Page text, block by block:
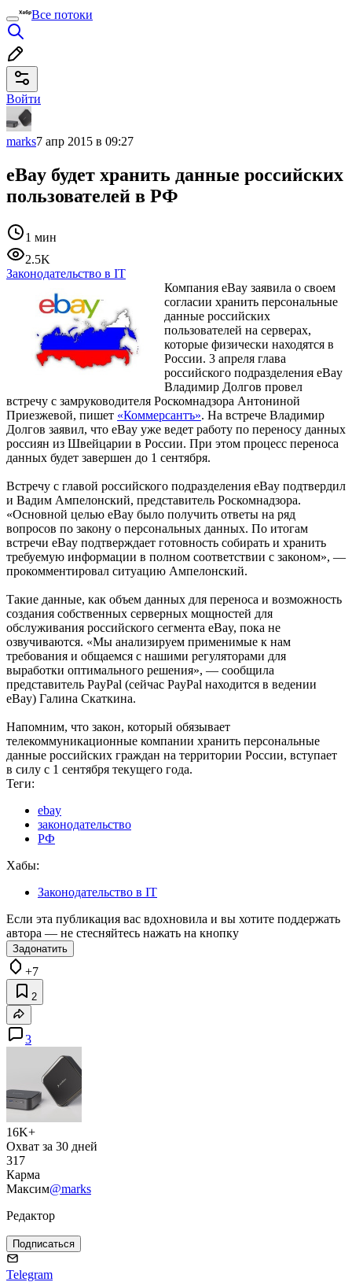
Все потоки
Войти
marks7 апр 2015 в 09:27
eBay будет хранить данные российских
пользователей в РФ
1 мин
2.5K
Законодательство в IT
Компания eBay заявила о своем
согласии хранить персональные
данные российских
пользователей на серверах,
которые физически находятся в
России. 3 апреля глава
российского подразделения eBay
Владимир Долгов провел
встречу с замруководителя Роскомнадзора Антониной
Приезжевой, пишет «Коммерсантъ». На встрече Владимир
Долгов заявил, что eBay уже ведет работу по переносу данных
россиян из Швейцарии в России. При этом процесс переноса
данных будет завершен до 1 сентября.
Встречу с главой российского подразделения eBay подтвердил
и Вадим Ампелонский, представитель Роскомнадзора.
«Основной целью eBay было получить ответы на ряд
вопросов по закону о персональных данных. По итогам
встречи eBay подтверждает готовность собирать и хранить
требуемую информации в полном соответствии с законом», —
прокомментировал ситуацию Ампелонский.
Такие данные, как объем данных для переноса и возможность
создания собственных серверных мощностей для
обслуживания российского сегмента eBay, пока не
озвучиваются. «Мы анализируем применимые к нам
требования и общаемся с нашими регуляторами для
выработки оптимального решения», — сообщила
представитель PayPal (сейчас PayPal находится в ведении
eBay) Галина Скаткина.
Напомним, что закон, который обязывает
телекоммуникационные компании хранить персональные
данные российских граждан на территории России, вступает
в силу с 1 сентября текущего года.
Теги:
ebay
законодательство
РФ
Хабы:
Законодательство в IT
Если эта публикация вас вдохновила и вы хотите поддержать
автора — не стесняйтесь нажать на кнопку
Задонатить
+7
2
3
16K+
Охват за 30 дней
317
Карма
Максим@marks
Редактор
Подписаться
Telegram